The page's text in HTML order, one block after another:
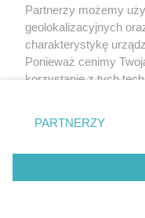
Zrób to po
a za rok
Partnerzy możemy
geolokalizacyjnych
charakterystykę
Ponieważ cenimy
korzystanie z tych
zmienić/wycofać
znajdujący się w
rodzaje przetwarzania
użytkownika, ale
przetwarzaniu.
PARTNERZY